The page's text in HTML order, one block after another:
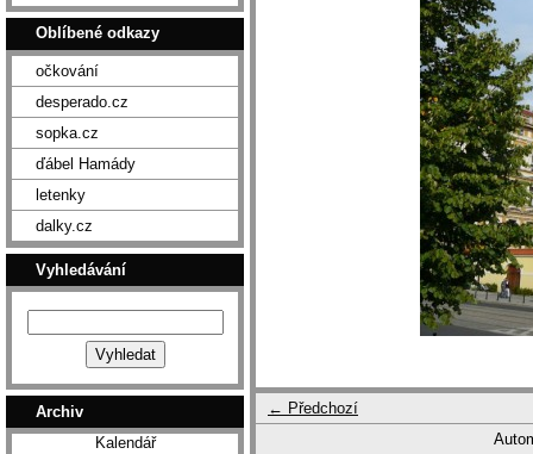
← Předchozí
Oblíbené odkazy
očkování
desperado.cz
sopka.cz
ďábel Hamády
letenky
dalky.cz
Vyhledávání
Archiv
Kalendář